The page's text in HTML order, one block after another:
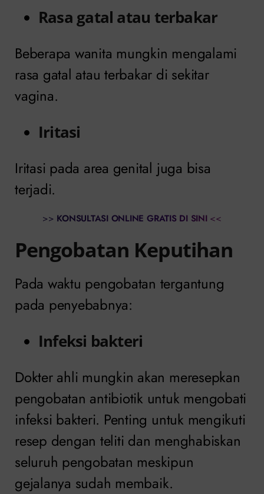
Rasa gatal atau terbakar
Beberapa wanita mungkin mengalami
rasa gatal atau terbakar di sekitar
vagina.
Iritasi
Iritasi pada area genital juga bisa
terjadi.
>> KONSULTASI ONLINE GRATIS DI SINI <<
Pengobatan Keputihan
Pada waktu pengobatan tergantung
pada penyebabnya:
Infeksi bakteri
Dokter ahli mungkin akan meresepkan
pengobatan antibiotik untuk mengobati
infeksi bakteri. Penting untuk mengikuti
resep dengan teliti dan menghabiskan
seluruh pengobatan meskipun
gejalanya sudah membaik.